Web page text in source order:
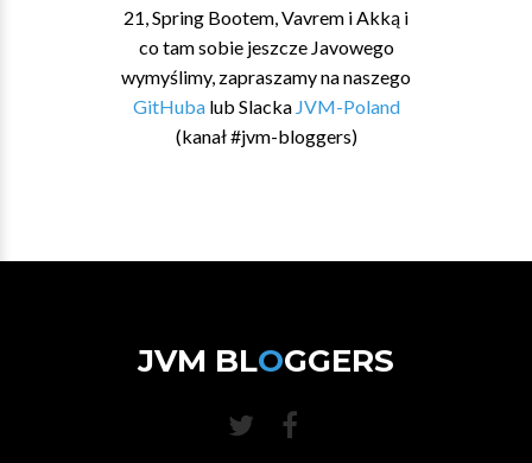
21, Spring Bootem, Vavrem i Akką i
co tam sobie jeszcze Javowego
wymyślimy, zapraszamy na naszego
GitHubalub Slacka JVM-Poland
(kanał #jvm-bloggers)
JVM BLOGGERS